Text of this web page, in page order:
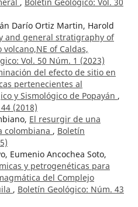
Darío Ortiz Martin, Harold
and general stratigraphy of
of Caldas,
Vol. 50 Núm. 1 (2023)
del efecto de sitio en
pertenecientes al
y Sismológico de Popayán ,
(2018)
El resurgir de una
colombiana , Boletín
Eumenio Ancochea Soto,
y petrogenéticas para
del Complejo
, Boletín Geológico: Núm. 43